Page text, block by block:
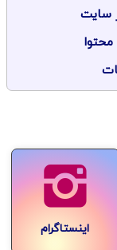
سایت
محتوا
اینستاگرام